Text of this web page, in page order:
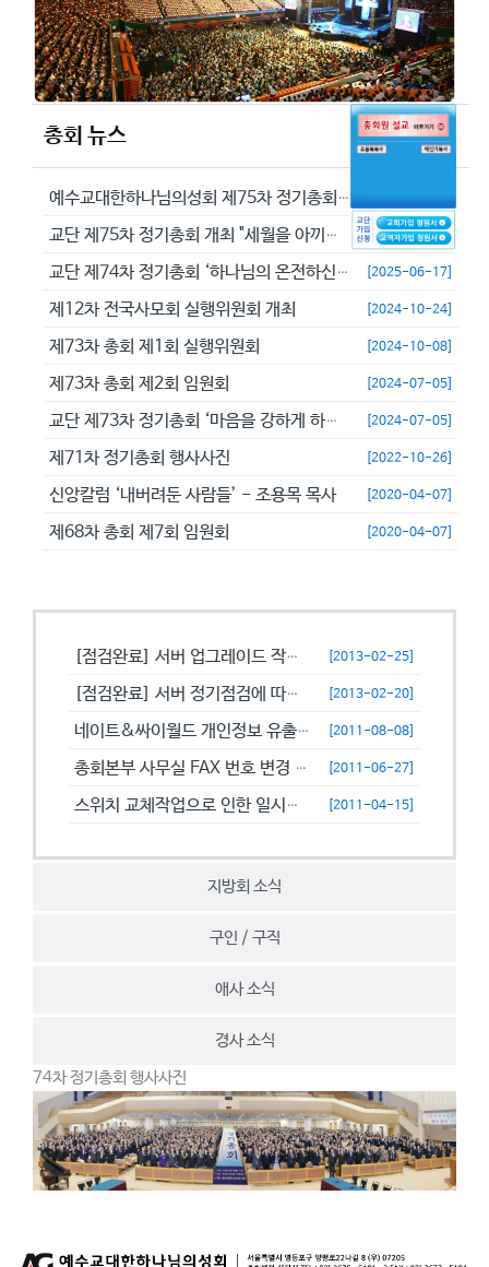
총회 뉴스
예수교대한하나님의성회 제75차 정기총회에서 정동수 목사를 이단으로 결의... [2026-05-29]
교단 제75차 정기총회 개최 "세월을 아끼라 때가 악하니라"(엡 5:16... [2026-05-23]
교단 제74차 정기총회 ‘하나님의 온전하신 뜻을 분별하자’ [2025-06-17]
제12차 전국사모회 실행위원회 개최 [2024-10-24]
제73차 총회 제1회 실행위원회 [2024-10-08]
제73차 총회 제2회 임원회 [2024-07-05]
교단 제73차 정기총회 ‘마음을 강하게 하고 극히 담대히 하라’ [2024-07-05]
제71차 정기총회 행사사진 [2022-10-26]
신앙칼럼 ‘내버려둔 사람들’ - 조용목 목사 [2020-04-07]
제68차 총회 제7회 임원회 [2020-04-07]
지방회 소식
구인 / 구직
애사 소식
경사 소식
[점검완료] 서버 업그레이드 작업으로 일시적으로 사용이 불안정할수 있습니... [2013-02-25]
[점검완료] 서버 정기점검에 따른 이용 제한 안내 [2013-02-20]
네이트&싸이월드 개인정보 유출에 따른 비밀번호 변경 캠페인! [2011-08-08]
총회본부 사무실 FAX 번호 변경 안내 [2011-06-27]
스위치 교체작업으로 인한 일시접속제한 안내 [2011-04-15]
74차 정기총회 행사사진